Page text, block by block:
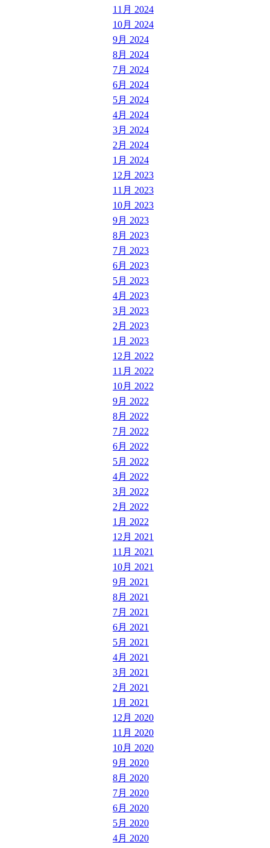
11月 2024
10月 2024
9月 2024
8月 2024
7月 2024
6月 2024
5月 2024
4月 2024
3月 2024
2月 2024
1月 2024
12月 2023
11月 2023
10月 2023
9月 2023
8月 2023
7月 2023
6月 2023
5月 2023
4月 2023
3月 2023
2月 2023
1月 2023
12月 2022
11月 2022
10月 2022
9月 2022
8月 2022
7月 2022
6月 2022
5月 2022
4月 2022
3月 2022
2月 2022
1月 2022
12月 2021
11月 2021
10月 2021
9月 2021
8月 2021
7月 2021
6月 2021
5月 2021
4月 2021
3月 2021
2月 2021
1月 2021
12月 2020
11月 2020
10月 2020
9月 2020
8月 2020
7月 2020
6月 2020
5月 2020
4月 2020